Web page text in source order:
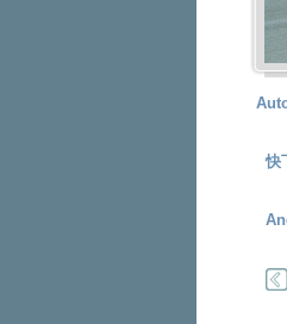
快